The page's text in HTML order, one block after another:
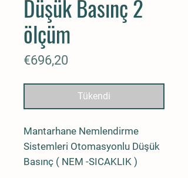
Düşük Basınç 2
ölçüm
€696,20
Tükendi
Mantarhane Nemlendirme
Sistemleri Otomasyonlu Düşük
Basınç ( NEM -SICAKLIK )